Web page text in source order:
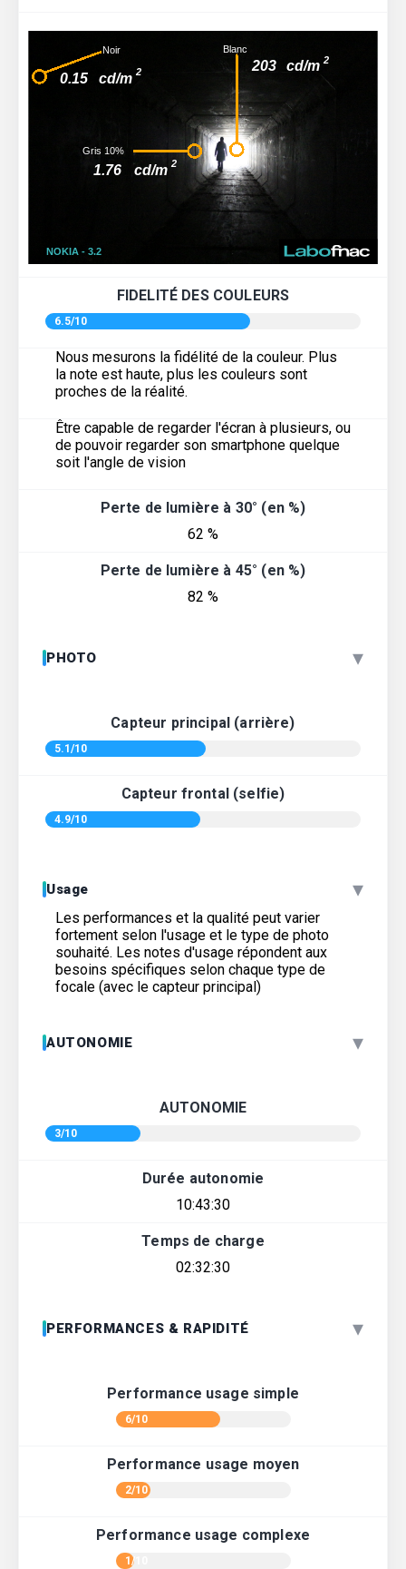
FIDELITÉ DES COULEURS
6.5/10
Nous mesurons la fidélité de la couleur. Plus
la note est haute, plus les couleurs sont
proches de la réalité.
Être capable de regarder l'écran à plusieurs, ou
de pouvoir regarder son smartphone quelque
soit l'angle de vision
Perte de lumière à 30° (en %)
62 %
Perte de lumière à 45° (en %)
82 %
PHOTO ▾
Capteur principal (arrière)
5.1/10
Capteur frontal (selfie)
4.9/10
Usage ▾
Les performances et la qualité peut varier
fortement selon l'usage et le type de photo
souhaité. Les notes d'usage répondent aux
besoins spécifiques selon chaque type de
focale (avec le capteur principal)
AUTONOMIE ▾
AUTONOMIE
3/10
Durée autonomie
10:43:30
Temps de charge
02:32:30
PERFORMANCES & RAPIDITÉ ▾
Performance usage simple
6/10
Performance usage moyen
2/10
Performance usage complexe
1/10